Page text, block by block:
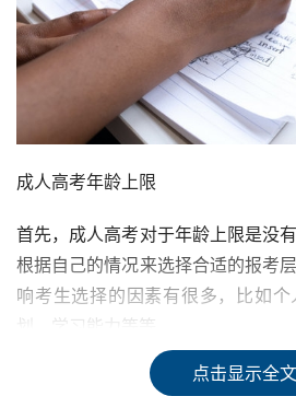
成人高考年龄上限
首先，成人高考对于年龄上限是没
根据自己的情况来选择合适的报考
响考生选择的因素有很多，比如
划、学习能力等等。
成人高考报名年龄下限 点击显示全文